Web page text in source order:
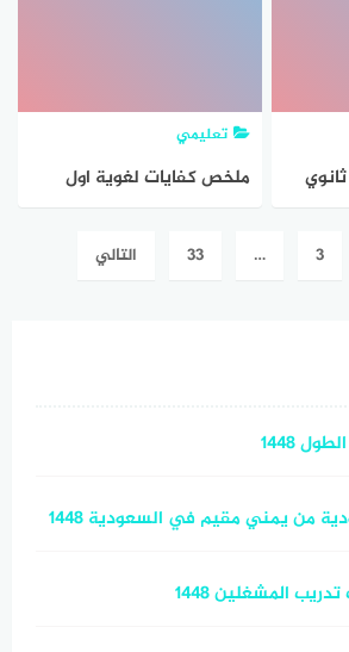
ثاني ثانوي
تعليمي
ملخص كفايات لغوية اول
3
…
33 التالي
1448
من يمني مقيم في السعودية 1448
المشغلين 1448